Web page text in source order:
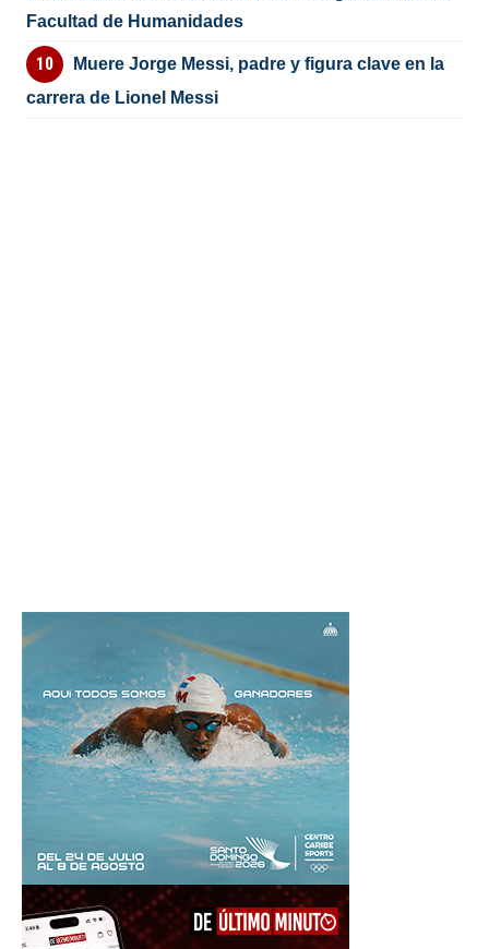
Facultad de Humanidades
Muere Jorge Messi, padre y figura clave en la
carrera de Lionel Messi